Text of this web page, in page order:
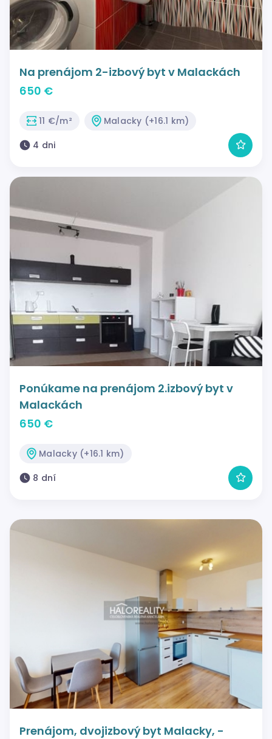
Na prenájom 2-izbový byt v Malackách
650 €
11 €/m²
Malacky (+16.1 km)
4 dni
Ponúkame na prenájom 2.izbový byt v
Malackách
650 €
Malacky (+16.1 km)
8 dní
Prenájom, dvojizbový byt Malacky, -